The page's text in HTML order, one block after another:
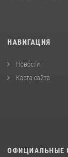
НАВИГАЦИЯ
Новости
Карта сайта
ОФИЦИАЛЬНЫЕ